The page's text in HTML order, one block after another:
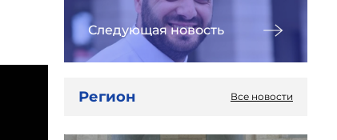
Следующая новость
Регион Все новости